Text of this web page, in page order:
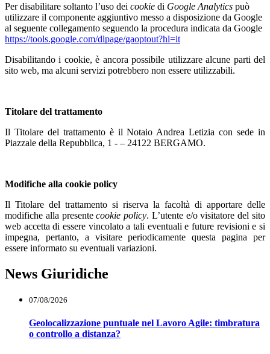
Per disabilitare soltanto l’uso dei cookie di Google Analytics può
utilizzare il componente aggiuntivo messo a disposizione da Google
al seguente collegamento seguendo la procedura indicata da Google
https://tools.google.com/dlpage/gaoptout?hl=it
Disabilitando i cookie, è ancora possibile utilizzare alcune parti del
sito web, ma alcuni servizi potrebbero non essere utilizzabili.
Titolare del trattamento
Il Titolare del trattamento è il Notaio Andrea Letizia con sede in
Piazzale della Repubblica, 1 - – 24122 BERGAMO.
Modifiche alla cookie policy
Il Titolare del trattamento si riserva la facoltà di apportare delle
modifiche alla presentecookie policy. L’utente e/o visitatore del sito
web accetta di essere vincolato a tali eventuali e future revisioni e si
impegna, pertanto, a visitare periodicamente questa pagina per
essere informato su eventuali variazioni.
News Giuridiche
07/08/2026
Geolocalizzazione puntuale nel Lavoro Agile: timbratura
o controllo a distanza?